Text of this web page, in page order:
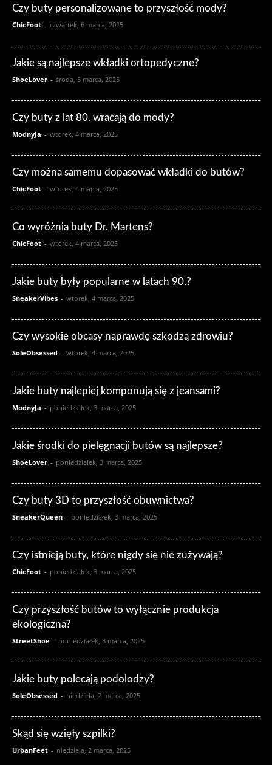
Czy buty personalizowane to przyszłość mody?
ChicFoot - czwartek, 6 marca, 2025
Jakie są najlepsze wkładki ortopedyczne?
ShoeLover - środa, 5 marca, 2025
Czy buty z lat 80. wracają do mody?
ModnyJa - wtorek, 4 marca, 2025
Czy można samemu dopasować wkładki do butów?
ChicFoot - wtorek, 4 marca, 2025
Co wyróżnia buty Dr. Martens?
ChicFoot - wtorek, 4 marca, 2025
Jakie buty były popularne w latach 90.?
SneakerVibes - wtorek, 4 marca, 2025
Czy wysokie obcasy naprawdę szkodzą zdrowiu?
SoleObsessed - wtorek, 4 marca, 2025
Jakie buty najlepiej komponują się z jeansami?
ModnyJa - poniedziałek, 3 marca, 2025
Jakie środki do pielęgnacji butów są najlepsze?
ShoeLover - poniedziałek, 3 marca, 2025
Czy buty 3D to przyszłość obuwnictwa?
SneakerQueen - poniedziałek, 3 marca, 2025
Czy istnieją buty, które nigdy się nie zużywają?
ChicFoot - poniedziałek, 3 marca, 2025
Czy przyszłość butów to wyłącznie produkcja
ekologiczna?
StreetShoe - poniedziałek, 3 marca, 2025
Jakie buty polecają podolodzy?
SoleObsessed - niedziela, 2 marca, 2025
Skąd się wzięły szpilki?
UrbanFeet - niedziela, 2 marca, 2025